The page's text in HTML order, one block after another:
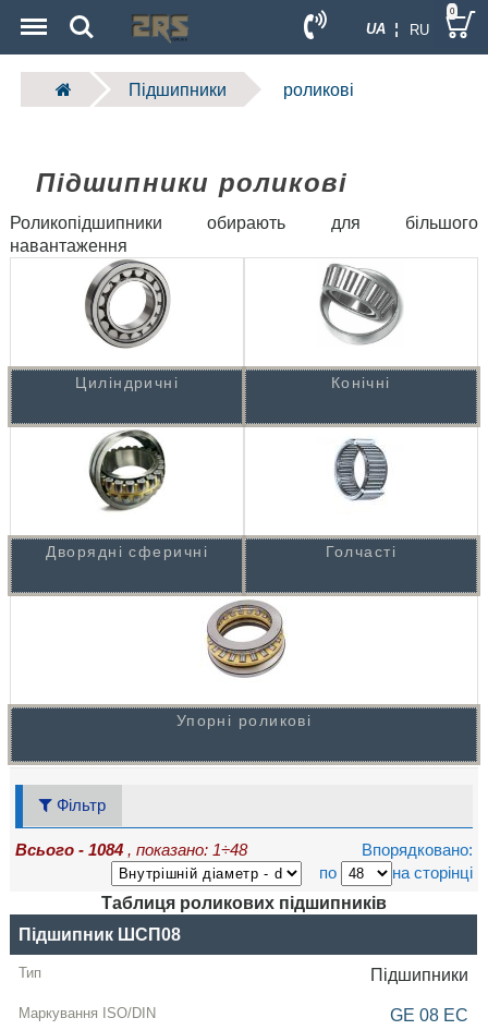
UA ¦ RU
Search 0
Підшипники роликові
Підшипники роликові
Роликопідшипники обирають для більшого
навантаження
Циліндричні Конічні
Дворядні сферичні Голчасті
Упорні роликові
Фільтр
Всього - 1084 , показано: 1÷48
Впорядковано:
по
на сторінці
Таблиця роликових підшипників
Назва
Тип
Підшипник ШСП08
Підшипники
GE 08 EC